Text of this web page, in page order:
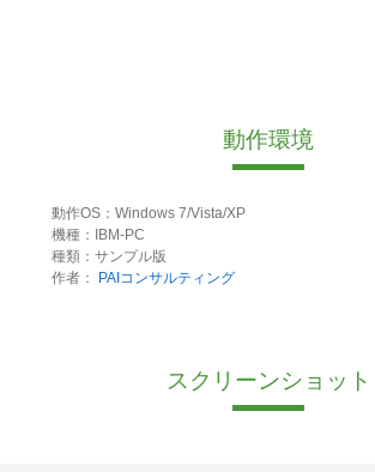
動作環境
動作OS：Windows 7/Vista/XP
機種：IBM-PC
種類：サンプル版
作者：
PAIコンサルティング
スクリーンショット